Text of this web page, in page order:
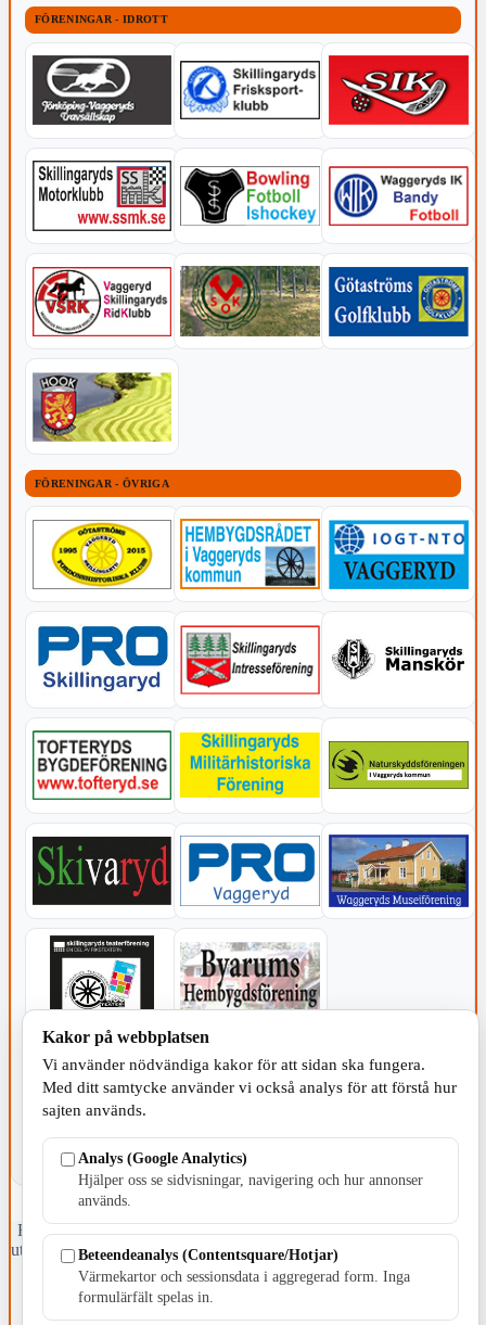
FÖRENINGAR - IDROTT
FÖRENINGAR - ÖVRIGA
Fristående webbtidningsföretag grundat 1991 som sedan 2002 ger
ut tidningen Skillingaryd.nu och 2010 lanserades Värnamo.nu. Från
april 2026 omfattar Skillingaryd.nu tre kommuner: Gnosjö,
Värnamo och Vaggeryds kommun.
Kakor på webbplatsen
Vi använder nödvändiga kakor för att sidan ska fungera.
Med ditt samtycke använder vi också analys för att förstå hur
sajten används.
Analys (Google Analytics)
Hjälper oss se sidvisningar, navigering och hur annonser
används.
Beteendeanalys (Contentsquare/Hotjar)
Värmekartor och sessionsdata i aggregerad form. Inga
formulärfält spelas in.